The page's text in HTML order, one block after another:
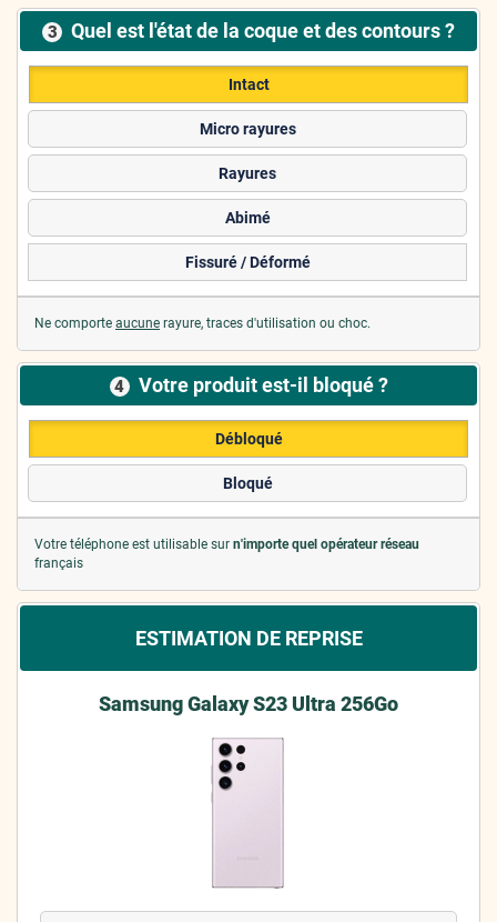
3 Quel est l'état de la coque et des contours ?
Intact
Micro rayures
Rayures
Abimé
Fissuré / Déformé
Ne comporte aucune rayure, traces d'utilisation ou choc.
4 Votre produit est-il bloqué ?
Débloqué
Bloqué
Votre téléphone est utilisable sur n'importe quel opérateur réseau
français
ESTIMATION DE REPRISE
Samsung Galaxy S23 Ultra 256Go